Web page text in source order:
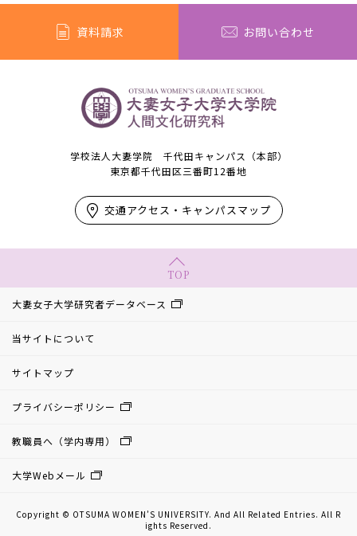
資料請求 お問い合わせ
学校法人大妻学院 千代田キャンパス（本部）
東京都千代田区三番町12番地
交通アクセス・キャンパスマップ
TOP
大妻女子大学研究者データベース
当サイトについて
サイトマップ
プライバシーポリシー
教職員へ（学内専用）
大学Webメール
Copyright © OTSUMA WOMEN’S UNIVERSITY. And All Related Entries. All R
ights Reserved.